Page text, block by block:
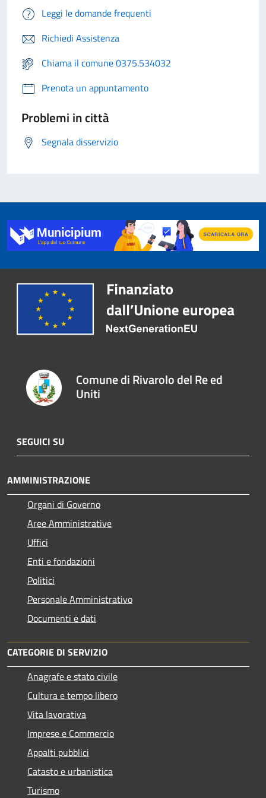
Leggi le domande frequenti
Richiedi Assistenza
Chiama il comune 0375.534032
Prenota un appuntamento
Problemi in città
Segnala disservizio
Comune di Rivarolo del Re ed
Uniti
SEGUICI SU
AMMINISTRAZIONE
Organi di Governo
Aree Amministrative
Uffici
Enti e fondazioni
Politici
Personale Amministrativo
Documenti e dati
CATEGORIE DI SERVIZIO
Anagrafe e stato civile
Cultura e tempo libero
Vita lavorativa
Imprese e Commercio
Appalti pubblici
Catasto e urbanistica
Turismo